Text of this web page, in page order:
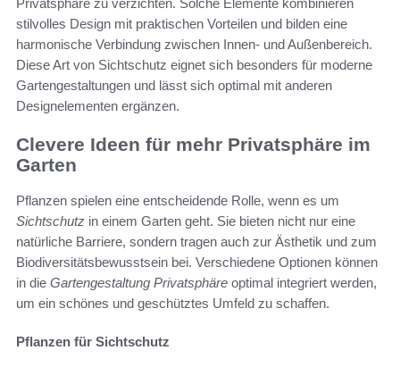
stilvolles Design mit praktischen Vorteilen und bilden eine
harmonische Verbindung zwischen Innen- und Außenbereich.
Diese Art von Sichtschutz eignet sich besonders für moderne
Gartengestaltungen und lässt sich optimal mit anderen
Designelementen ergänzen.
Clevere Ideen für mehr Privatsphäre im
Garten
Pflanzen spielen eine entscheidende Rolle, wenn es um
Sichtschutz in einem Garten geht. Sie bieten nicht nur eine
natürliche Barriere, sondern tragen auch zur Ästhetik und zum
Biodiversitätsbewusstsein bei. Verschiedene Optionen können
in die Gartengestaltung Privatsphäre optimal integriert werden,
um ein schönes und geschütztes Umfeld zu schaffen.
Pflanzen für Sichtschutz